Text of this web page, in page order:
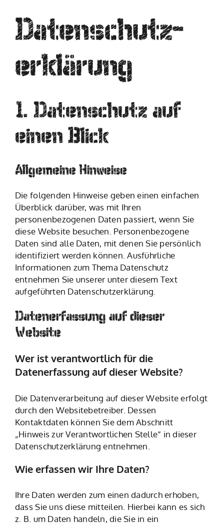
Datenschutz­
erklärung
1. Datenschutz auf
einen Blick
Allgemeine Hinweise
Die folgenden Hinweise geben einen einfachen
Überblick darüber, was mit Ihren
personenbezogenen Daten passiert, wenn Sie
diese Website besuchen. Personenbezogene
Daten sind alle Daten, mit denen Sie persönlich
identifiziert werden können. Ausführliche
Informationen zum Thema Datenschutz
entnehmen Sie unserer unter diesem Text
aufgeführten Datenschutzerklärung.
Datenerfassung auf dieser
Website
Wer ist verantwortlich für die
Datenerfassung auf dieser Website?
Die Datenverarbeitung auf dieser Website erfolgt
durch den Websitebetreiber. Dessen
Kontaktdaten können Sie dem Abschnitt
„Hinweis zur Verantwortlichen Stelle“ in dieser
Datenschutzerklärung entnehmen.
Wie erfassen wir Ihre Daten?
Ihre Daten werden zum einen dadurch erhoben,
dass Sie uns diese mitteilen. Hierbei kann es sich
z. B. um Daten handeln, die Sie in ein